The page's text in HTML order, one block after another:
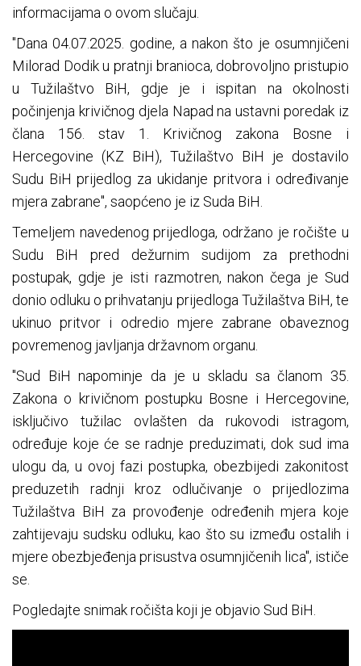
informacijama o ovom slučaju.
"Dana 04.07.2025. godine, a nakon što je osumnjičeni
Milorad Dodik u pratnji branioca, dobrovoljno pristupio
u Tužilaštvo BiH, gdje je i ispitan na okolnosti
počinjenja krivičnog djela Napad na ustavni poredak iz
člana 156. stav 1. Krivičnog zakona Bosne i
Hercegovine (KZ BiH), Tužilaštvo BiH je dostavilo
Sudu BiH prijedlog za ukidanje pritvora i određivanje
mjera zabrane", saopćeno je iz Suda BiH.
Temeljem navedenog prijedloga, održano je ročište u
Sudu BiH pred dežurnim sudijom za prethodni
postupak, gdje je isti razmotren, nakon čega je Sud
donio odluku o prihvatanju prijedloga Tužilaštva BiH, te
ukinuo pritvor i odredio mjere zabrane obaveznog
povremenog javljanja državnom organu.
"Sud BiH napominje da je u skladu sa članom 35.
Zakona o krivičnom postupku Bosne i Hercegovine,
isključivo tužilac ovlašten da rukovodi istragom,
određuje koje će se radnje preduzimati, dok sud ima
ulogu da, u ovoj fazi postupka, obezbijedi zakonitost
preduzetih radnji kroz odlučivanje o prijedlozima
Tužilaštva BiH za provođenje određenih mjera koje
zahtijevaju sudsku odluku, kao što su između ostalih i
mjere obezbjeđenja prisustva osumnjičenih lica", ističe
se.
Pogledajte snimak ročišta koji je objavio Sud BiH.